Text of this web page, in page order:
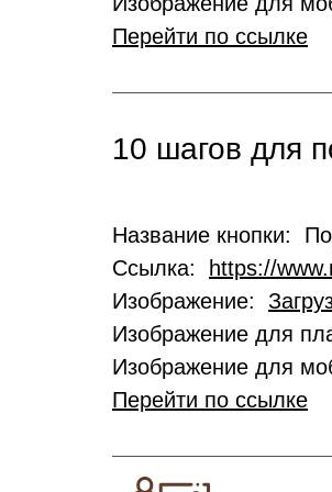
Перейти по ссылке
10 шагов для
Название кнопки:
Ссылка:
https://
Изображение:
Изображение для
Изображение для
Перейти по ссылке